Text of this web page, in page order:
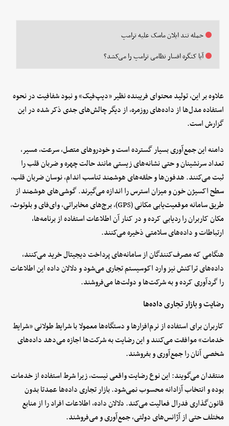
حمله تند ایلان ماسک علیه ترامپ
آیا کنگره افسار نظامی ترامپ را می‌کشد؟
علاوه بر این، تولید محتوای فریبنده نظیر «دیپ‌فیک» و نبود شفافیت در نحوه
استفاده مدل‌ها از داده‌های روزمره، از دیگر چالش‌های جدی ذکر شده در این
گزارش است.
دامنه این جمع‌آوری بسیار گسترده است و خودروهای متصل، سرعت، مسیر،
تعداد سرنشینان و حتی نشانه‌های زیستی مانند حالت چهره و ضربان قلب را
ثبت می‌کنند. هدفون‌ها و حلقه‌های هوشمند تناسب اندام، نوسان ضربان قلب،
سطح اکسیژن خون و میزان استرس را اندازه می‌گیرند. گوشی‌های هوشمند از
طریق سامانه موقعیت‌یابی مکانی (GPS)، برج‌های مخابراتی، وای‌فای و بلوتوث،
مکان کاربران را ردیابی کرده و در کنار آن اطلاعات استفاده از برنامه‌ها،
ارتباطات و داده‌های سلامتی ذخیره می‌کنند.
هنگامی که مصرف‌کنندگان از سامانه‌های پرداخت دیجیتال خرید می‌کنند،
داده‌های تراکنش نیز وارد اکوسیستم تجاری می‌شود و دلالان داده این اطلاعات
را گردآوری کرده و به شرکت‌ها و دولت‌ها می‌فروشند.
رضایت و بازار تجاری داده‌ها
کاربران برای استفاده از نرم‌افزارها و دستگاه‌ها معمولا با شرایط طولانی «شرایط
خدمات» موافقت می‌کنند و این رضایت به شرکت‌ها اجازه می‌دهد داده‌های
شخصی آنان را جمع‌آوری و بفروشند.
منتقدان می‌گویند: این نوع رضایت واقعی نیست، زیرا شرط استفاده از خدمات
بوده و انتخاب آزادانه محسوب نمی‌شود. بازار تجاری داده‌ها عمدتا بدون
قانون‌گذاری فدرال فعالیت می‌کند. دلالان داده، اطلاعات افراد را از منابع
مختلف حتی از آژانس‌های دولتی، جمع‌آوری و می‌فروشند.